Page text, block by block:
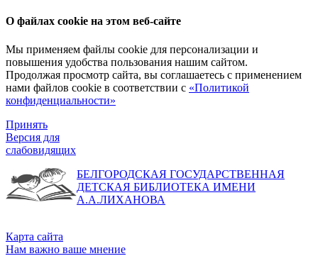
О файлах cookie на этом веб-сайте
Мы применяем файлы cookie для персонализации и
повышения удобства пользования нашим сайтом.
Продолжая просмотр сайта, вы соглашаетесь с применением
нами файлов cookie в соответствии с «Политикой
конфиденциальности»
Принять
Версия для
слабовидящих
БЕЛГОРОДСКАЯ ГОСУДАРСТВЕННАЯ
ДЕТСКАЯ БИБЛИОТЕКА ИМЕНИ
А.А.ЛИХАНОВА
Карта сайта
Нам важно ваше мнение